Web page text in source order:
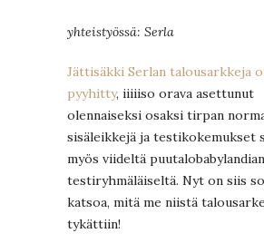
yhteistyössä: Serla
Jättisäkki Serlan talousarkkeja
pyyhitty, iiiiiso orava asettunut
olennaiseksi osaksi tirpan
sisäleikkejä ja testikokemukset
myös viideltä puutalobabylandian
testiryhmäläiseltä. Nyt on siis
katsoa, mitä me niistä
tykättiin!